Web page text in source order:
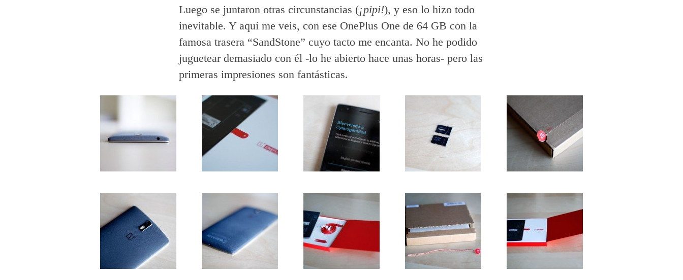
Luego se juntaron otras circunstancias (¡pipi!), y eso lo hizo todo
inevitable. Y aquí me veis, con ese OnePlus One de 64 GB con la
famosa trasera “SandStone” cuyo tacto me encanta. No he podido
juguetear demasiado con él -lo he abierto hace unas horas- pero las
primeras impresiones son fantásticas.